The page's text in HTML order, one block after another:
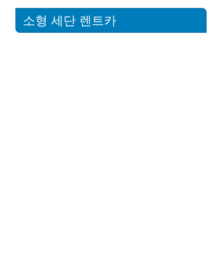
소형 세단 렌트카